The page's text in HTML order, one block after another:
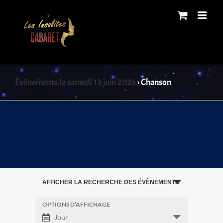
Évènements le samedi 13 juin 2026› Chanson
navigation
AFFICHER LA RECHERCHE DES ÉVÈNEMENTS
Navigation
de
OPTIONS D’AFFICHAGE
Jour